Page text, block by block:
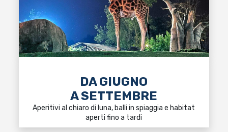
DA GIUGNO
A SETTEMBRE
Aperitivi al chiaro di luna, balli in spiaggia e habitat
aperti fino a tardi